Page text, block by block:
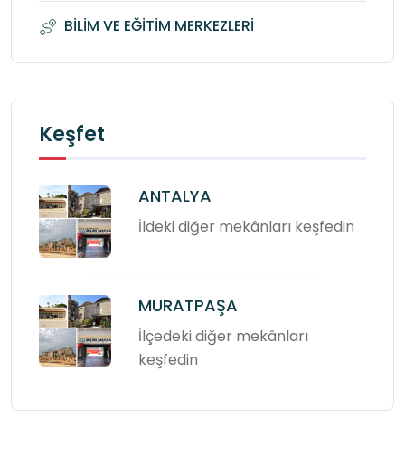
BİLİM VE EĞİTİM MERKEZLERİ
Keşfet
ANTALYA
İldeki diğer mekânları keşfedin
MURATPAŞA
İlçedeki diğer mekânları
keşfedin